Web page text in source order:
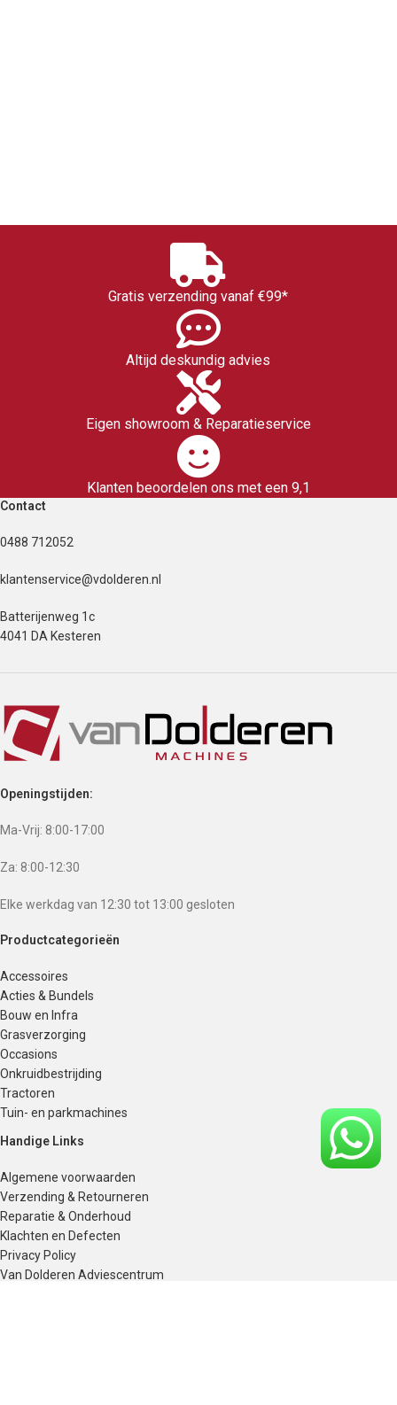
Gratis verzending vanaf €99*
Altijd deskundig advies
Eigen showroom & Reparatieservice
Klanten beoordelen ons met een 9,1
Contact
0488 712052
klantenservice@vdolderen.nl
Batterijenweg 1c
4041 DA Kesteren
Openingstijden:
Ma-Vrij: 8:00-17:00
Za: 8:00-12:30
Elke werkdag van 12:30 tot 13:00 gesloten
Productcategorieën
Accessoires
Acties & Bundels
Bouw en Infra
Grasverzorging
Occasions
Onkruidbestrijding
Tractoren
Tuin- en parkmachines
Handige Links
Algemene voorwaarden
Verzending & Retourneren
Reparatie & Onderhoud
Klachten en Defecten
Privacy Policy
Van Dolderen Adviescentrum